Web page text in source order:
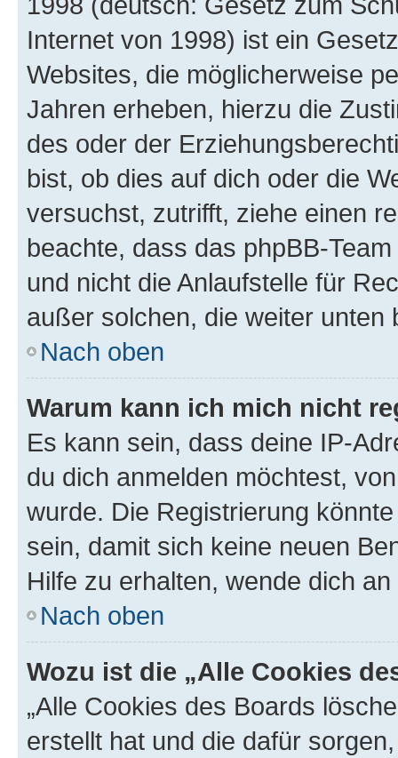
Internet von 1998) ist ein
Websites, die möglicherweise
Jahren erheben, hierzu die
des oder der
bist, ob dies auf dich oder die
versuchst, zutrifft, ziehe einen
beachte, dass das phpBB-
und nicht die Anlaufstelle für
außer solchen, die weiter unten
Nach oben
Warum kann ich mich nicht
Es kann sein, dass deine IP-
du dich anmelden möchtest,
wurde. Die Registrierung
sein, damit sich keine neuen
Hilfe zu erhalten, wende dich
Nach oben
Wozu ist die „Alle Cookies
„Alle Cookies des Boards
erstellt hat und die dafür